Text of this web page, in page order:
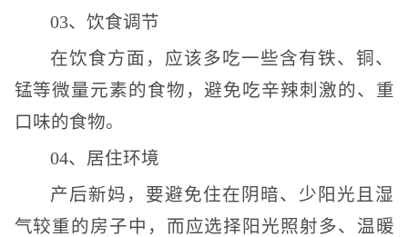
03、饮食调节
在饮食方面，应该多吃一些含有铁、铜、
锰等微量元素的食物，避免吃辛辣刺激的、重
口味的食物。
04、居住环境
产后新妈，要避免住在阴暗、少阳光且湿
气较重的房子中，而应选择阳光照射多、温暖